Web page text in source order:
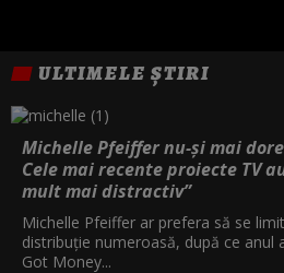
ULTIMELE ȘTIRI
Michelle Pfeiffer nu-și mai
Cele mai recente proiecte TV
mult mai distractiv”
Michelle Pfeiffer ar prefera să se
distribuție numeroasă, după ce anul
Got Money...